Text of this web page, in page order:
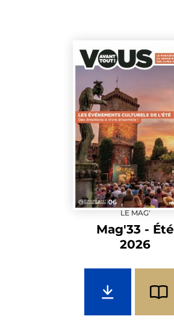
LE MAG'
Mag'33 - Été
2026